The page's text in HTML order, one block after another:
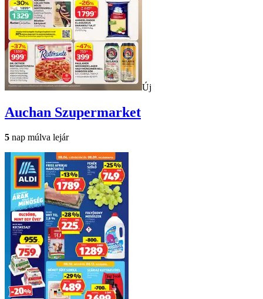
Új
Auchan Szupermarket
5 nap múlva lejár